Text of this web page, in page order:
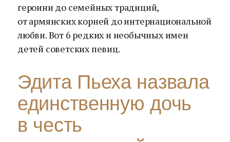
героини до семейных традиций,
от армянских корней до интернациональной
любви. Вот 6 редких и необычных имен
детей советских певиц.
Эдита Пьеха назвала
единственную дочь
в честь